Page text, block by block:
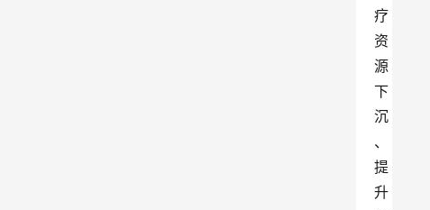
疗
资
源
下
沉
、
提
升